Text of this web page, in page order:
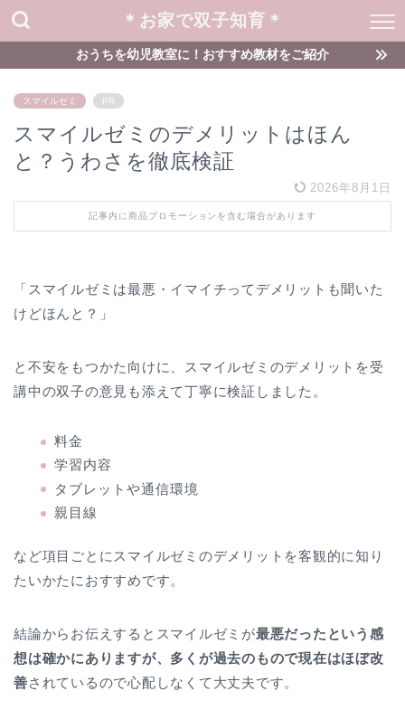
＊お家で双子知育＊
おうちを幼児教室に！おすすめ教材をご紹介
スマイルゼミ PR
スマイルゼミのデメリットはほん
と？うわさを徹底検証
2026年8月1日
記事内に商品プロモーションを含む場合があります
「スマイルゼミは最悪・イマイチってデメリットも聞いた
けどほんと？」
と不安をもつかた向けに、スマイルゼミのデメリットを受
講中の双子の意見も添えて丁寧に検証しました。
料金
学習内容
タブレットや通信環境
親目線
など項目ごとにスマイルゼミのデメリットを客観的に知り
たいかたにおすすめです。
結論からお伝えするとスマイルゼミが最悪だったという感
想は確かにありますが、多くが過去のもので現在はほぼ改
善されているので心配しなくて大丈夫です。